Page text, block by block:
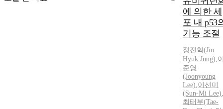
에 의한 세
포 내 p53
기능 조절
정진혁(Jin
Hyuk Jung),
준영
(Joonyoung
Lee),이선미
(Sun-Mi Lee),
최태부(Tae-